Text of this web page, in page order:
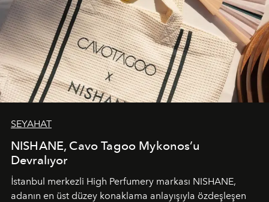
SEYAHAT
NISHANE, Cavo Tagoo Mykonos’u
Devralıyor
İstanbul merkezli High Perfumery markası NISHANE,
adanın en üst düzey konaklama anlayışıyla özdeşleşen